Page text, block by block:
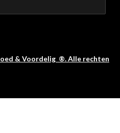
& Voordelig ®. Alle rechten